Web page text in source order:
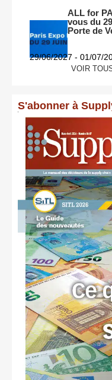
ALL for
vous du
Porte de
29/06/2027 - 01/07/
VOIR
S'abonner à